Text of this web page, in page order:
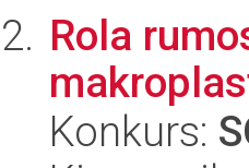
Rola
Konkurs: